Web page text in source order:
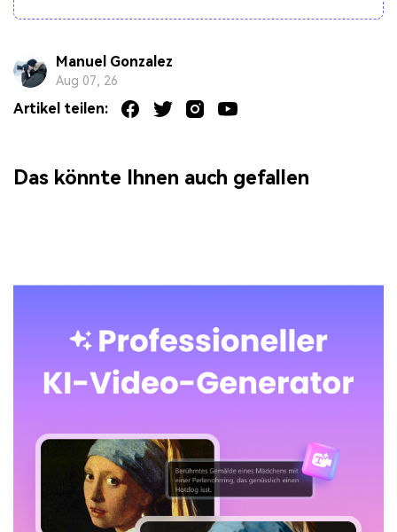
Manuel Gonzalez
Aug 07, 26
Artikel teilen:
Das könnte Ihnen auch gefallen